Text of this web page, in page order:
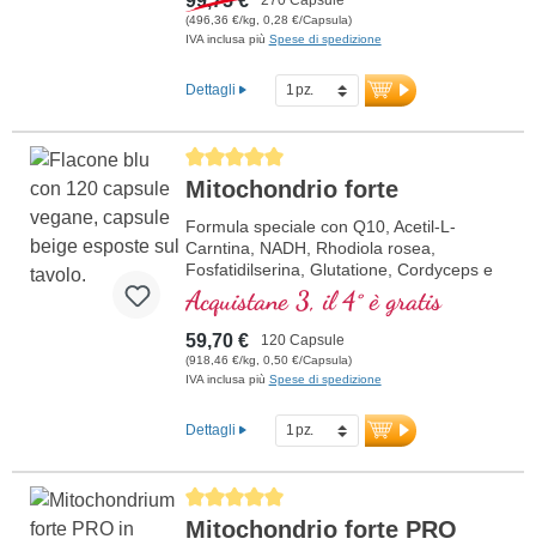
con il 95% di curcuminoidi in matrice di
lecitina, nonché estratto di incenso
boswellici. L’unione accuratamente
calibrata di questi estratti standardizzati
qualità controllata e purezza costante.
maggiori informazioni sul bundle
(496,36 €/kg, 0,28 €/Capsula)
IVA inclusa più Spese di spedizione
Dettagli
Average rating of 5 out of 5 stars
Mitochondrio forte
Formula speciale con Q10, Acetil-L-
Carntina, NADH, Rhodiola rosea,
Fosfatidilserina, Glutatione, Cordyceps e
rame, che contribuisce al normale
metabolismo di energia (sotto forma di
ATP nella catena respiratoria cellulare).
Acquistane 3, il 4° è gratis
59,70 € 120 Capsule
(918,46 €/kg, 0,50 €/Capsula)
IVA inclusa più Spese di spedizione
Dettagli
Average rating of 5 out of 5 stars
Mitochondrio forte PRO